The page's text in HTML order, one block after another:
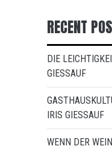
RECENT
DIE
GIESSAUF
IRIS GIESSAUF
WENN DER